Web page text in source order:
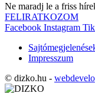
Ne maradj le a friss
FELIRATKOZOM
Facebook Instagram
Impresszum
© dizko.hu -